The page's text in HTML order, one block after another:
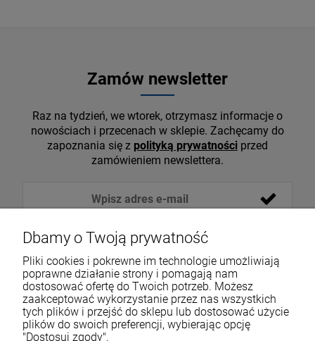
Zamów newsletter
Raz na tydzień, we wtorek, otrzymasz informacje o
nowościach i przecenach w sklepie. Zachęcamy do
zapoznania się z polityką prywatności przed
zamówieniem newslettera.
VOICESHOP.PL
Dbamy o Twoją prywatność
Pliki cookies i pokrewne im technologie umożliwiają
poprawne działanie strony i pomagają nam
dostosować ofertę do Twoich potrzeb. Możesz
zaakceptować wykorzystanie przez nas wszystkich
tych plików i przejść do sklepu lub dostosować użycie
plików do swoich preferencji, wybierając opcję
"Dostosuj zgody".